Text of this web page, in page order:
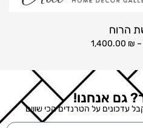
הרוח
–
1,400.00 ₪
גם אנחנו!
עדכונים על הטרנדים הכי שווים